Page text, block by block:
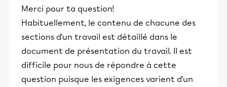
Merci pour ta question!
Habituellement, le contenu de chacune des
sections d'un travail est détaillé dans le
document de présentation du travail. Il est
difficile pour nous de répondre à cette
question puisque les exigences varient d'un